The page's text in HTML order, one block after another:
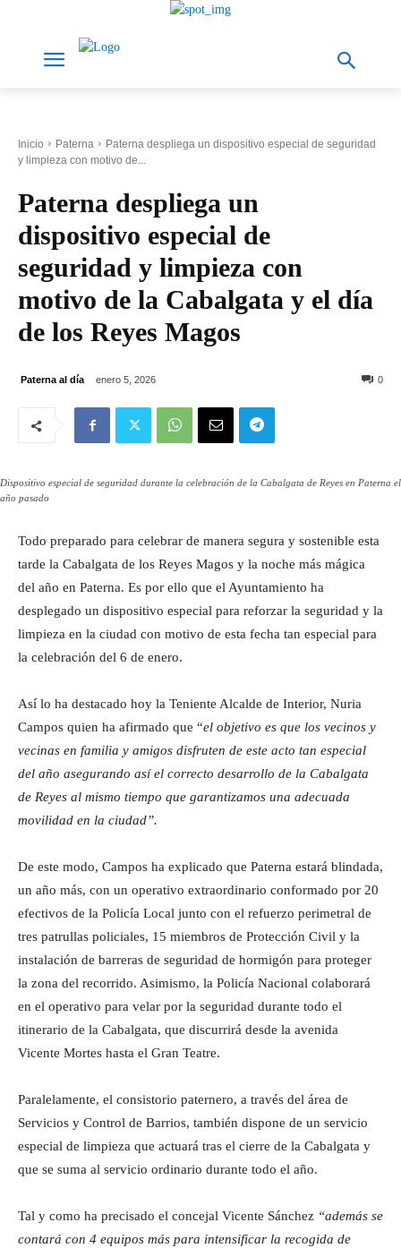
Inicio Paterna
Paterna despliega un dispositivo especial de seguridad
y limpieza con motivo de...
Paterna despliega un
dispositivo especial de
seguridad y limpieza con
motivo de la Cabalgata y el día
de los Reyes Magos
Paterna al día enero 5, 2026 0
Dispositivo especial de seguridad durante la celebración de la Cabalgata de Reyes en Paterna el
año pasado
Todo preparado para celebrar de manera segura y sostenible esta
tarde la Cabalgata de los Reyes Magos y la noche más mágica
del año en Paterna. Es por ello que el Ayuntamiento ha
desplegado un dispositivo especial para reforzar la seguridad y la
limpieza en la ciudad con motivo de esta fecha tan especial para
la celebración del 6 de enero.
Así lo ha destacado hoy la Teniente Alcalde de Interior, Nuria
Campos quien ha afirmado que “el objetivo es que los vecinos y
vecinas en familia y amigos disfruten de este acto tan especial
del año asegurando así el correcto desarrollo de la Cabalgata
de Reyes al mismo tiempo que garantizamos una adecuada
movilidad en la ciudad”.
De este modo, Campos ha explicado que Paterna estará blindada,
un año más, con un operativo extraordinario conformado por 20
efectivos de la Policía Local junto con el refuerzo perimetral de
tres patrullas policiales, 15 miembros de Protección Civil y la
instalación de barreras de seguridad de hormigón para proteger
la zona del recorrido. Asimismo, la Policía Nacional colaborará
en el operativo para velar por la seguridad durante todo el
itinerario de la Cabalgata, que discurrirá desde la avenida
Vicente Mortes hasta el Gran Teatre.
Paralelamente, el consistorio paternero, a través del área de
Servicios y Control de Barrios, también dispone de un servicio
especial de limpieza que actuará tras el cierre de la Cabalgata y
que se suma al servicio ordinario durante todo el año.
Tal y como ha precisado el concejal Vicente Sánchez “además se
contará con 4 equipos más para intensificar la recogida de